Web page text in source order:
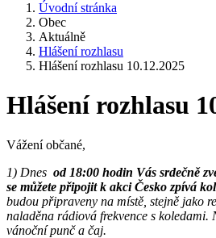
Úvodní stránka
Obec
Aktuálně
Hlášení rozhlasu
Hlášení rozhlasu 10.12.2025
Hlášení rozhlasu
Vážení občané,
1) Dnes od 18:00 hodin Vás srdečně
se můžete připojit k akci Česko zpívá
budou připraveny na místě, stejně jako
naladěna rádiová frekvence s
vánoční punč a čaj.